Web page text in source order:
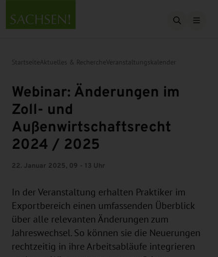
Suche
StartseiteAktuelles & RechercheVeranstaltungskalender
Webinar: Änderungen im
Zoll- und
Außenwirtschaftsrecht
2024 / 2025
22. Januar 2025, 09 - 13 Uhr
In der Veranstaltung erhalten Praktiker im
Exportbereich einen umfassenden Überblick
über alle relevanten Änderungen zum
Jahreswechsel. So können sie die Neuerungen
rechtzeitig in ihre Arbeitsabläufe integrieren